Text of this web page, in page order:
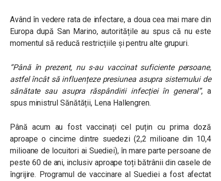
Având în vedere rata de infectare, a doua cea mai mare din
Europa după San Marino, autoritățile au spus că nu este
momentul să reducă restricțiile și pentru alte grupuri.
“Până în prezent, nu s-au vaccinat suficiente persoane,
astfel încât să influențeze presiunea asupra sistemului de
sănătate sau asupra răspândirii infecției în general”, a
spus ministrul Sănătății, Lena Hallengren.
Până acum au fost vaccinați cel puțin cu prima doză
aproape o cincime dintre suedezi (2,2 milioane din 10,4
milioane de locuitori ai Suediei), în mare parte persoane de
peste 60 de ani, inclusiv aproape toți bătrânii din casele de
îngrijire. Programul de vaccinare al Suediei a fost afectat